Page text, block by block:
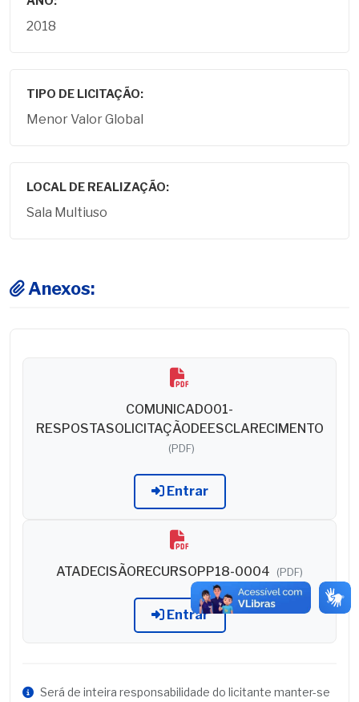
2018
TIPO DE LICITAÇÃO:
Menor Valor Global
LOCAL DE REALIZAÇÃO:
Sala Multiuso
Anexos:
COMUNICADO01-
RESPOSTASOLICITAÇÃODEESCLARECIMENTO
(PDF)
Entrar
ATADECISÃORECURSOPP18-0004 (PDF)
Entrar
Será de inteira responsabilidade do licitante manter-se